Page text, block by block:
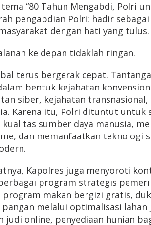
“80 Tahun Mengabdi, Polri
pengabdian Polri: hadir
dengan hati yang tulus.
ke depan tidaklah ringan.
terus bergerak cepat.
bentuk kejahatan
siber, kejahatan
Karena itu, Polri dituntut untuk
sumber daya manusia,
dan memanfaatkan teknologi
Kapolres juga menyoroti
program strategis
program makan bergizi gratis,
pangan melalui optimalisasi
judi online, penyediaan hunian